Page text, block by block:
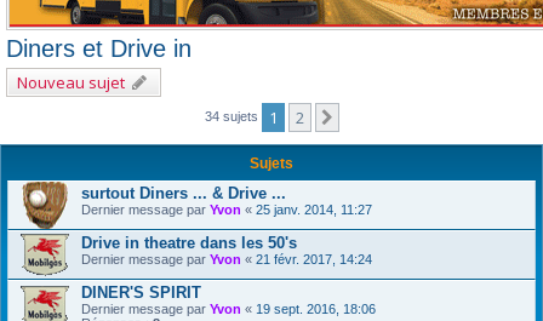
Diners et Drive in
Nouveau sujet
34 sujets 1 2
Sujets
surtout Diners ... & Drive ...
Dernier message par Yvon « 25 janv. 2014, 11:27
Drive in theatre dans les 50's
Dernier message par Yvon « 21 févr. 2017, 14:24
DINER'S SPIRIT
Dernier message par Yvon « 19 sept. 2016, 18:06